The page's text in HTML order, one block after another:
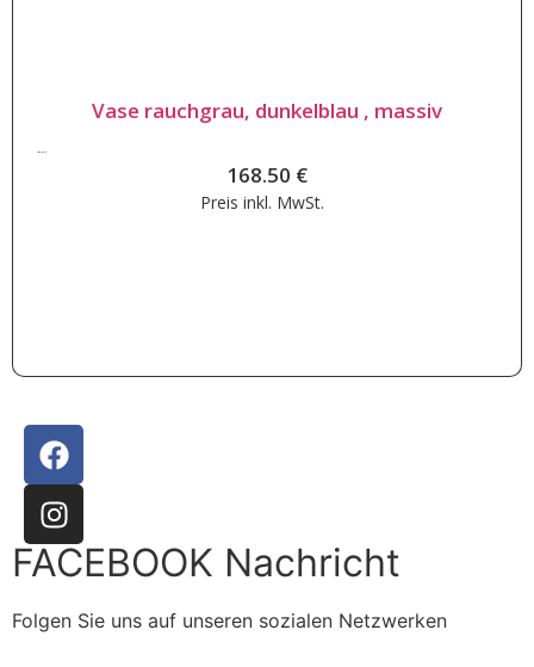
Vase rauchgrau, dunkelblau , massiv
168.50 €
168.50 €
Preis inkl. MwSt.
FACEBOOK Nachricht
Folgen Sie uns auf unseren sozialen Netzwerken